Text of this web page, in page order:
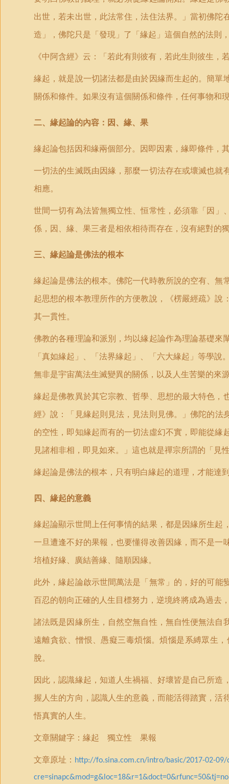
出世，若未出世，此法常住，法住法界。」當初佛
造 」 ，佛陀只是 「發現 」 了「緣起 」 這個自然的法則
《中阿含經》 云： 「若此有則彼有，若此生則彼生，
緣起，就是說一切諸法都是由於因緣而生起的。簡
關係和條件。如果沒有這個關係和條件，任何事物和
二、緣起論的內容：因、緣、果
緣起論包括因和緣兩個部分。因即因素，緣即條件，
一切法的生滅既由因緣，那麼一切法存在或壞滅也
相應。
世間一切有為法皆無獨立性、恒常性，必須靠 「因」
係，因、緣、果三者是相依相待而存在，沒有絕對的
三、緣起論是佛法的根本
緣起論是佛法的根本。佛陀一代時教所說的空有、
起思想的根本教理所作的方便教說，《楞嚴經疏》說
其一貫性。
佛教的各種理論和派別，均以緣起論作為理論基礎來
「真如緣起」、「法界緣起」、「六大緣起」等學說
無非是宇宙萬法生滅變異的關係，以及人生苦樂的來
緣起是佛教異於其它宗教、哲學、思想的最大特色
經》說：
「 見緣起則見法，見法則見佛。」佛陀的
的空性，即知緣起而有的一切法虛幻不實，即能從
見諸相非相，即見如來。」這也就是禪宗所謂的 「見
緣起論是佛法的根本，只有明白緣起的道理，才能達
四、緣起的意義
緣起論顯示世間上任何事情的結果，都是因緣所生
一旦遭逢不好的果報，也要懂得改善因緣，而不是
培植好緣、廣結善緣、隨順因緣。
此外，緣起論啟示世間萬法是「無常 」 的，好的可能
百忍的朝向正確的人生目標努力，逆境終將成為過去
諸法既是因緣所生，自然空無自性，無自性便無法自
遠離貪欲、憎恨、愚癡三毒煩惱。煩惱是系縛眾生
脫。
因此，認識緣起，知道人生禍福、好壞皆是自己所
握人生的方向，認識人生的意義，而能活得踏實，
悟真實的人生。
文章關鍵字：緣起 獨立性 果報
文章原址： http://fo.sina.com.cn/intro/basic/2017-02-09/